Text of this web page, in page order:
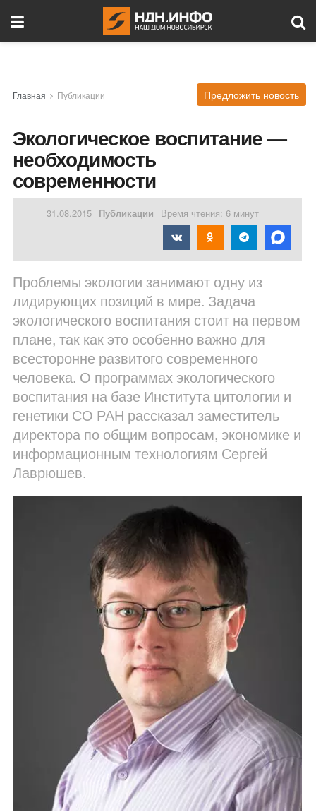
Главная Публикации Предложить новость
Экологическое воспитание —
необходимость
современности
31.08.2015 Публикации Время чтения: 6 минут
Проблемы экологии занимают одну из
лидирующих позиций в мире. Задача
экологического воспитания стоит на первом
плане, так как это особенно важно для
всесторонне развитого современного
человека. О программах экологического
воспитания на базе Института цитологии и
генетики СО РАН рассказал заместитель
директора по общим вопросам, экономике и
информационным технологиям Сергей
Лаврюшев.